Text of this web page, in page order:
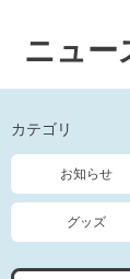
ニュー
カテゴリ
お知らせ
グッズ